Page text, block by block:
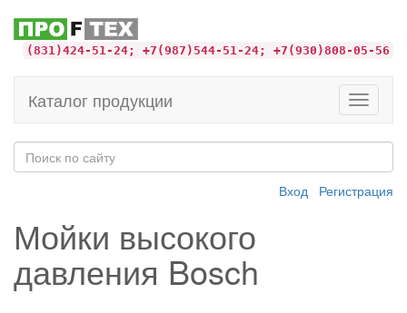
(831)424-51-24; +7(987)544-51-24; +7(930)808-05-56
Toggle
Каталог продукции
Вход Регистрация
Мойки высокого
давления Bosch